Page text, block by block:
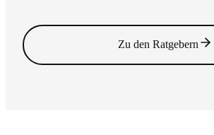
Zu den Ratgebern